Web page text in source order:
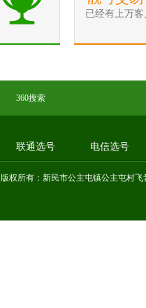
已经有上万
360搜索
联通选号 电信选号
版权所有：新民市公主屯镇公主屯村